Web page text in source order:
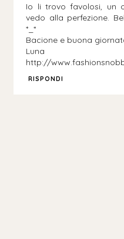
Io li trovo favolosi, un
vedo alla perfezione.
*_*
Bacione e buona
Luna
http://
RISPONDI